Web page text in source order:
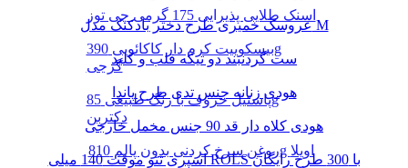
اسنک طلایی پذیرایی 175 گرمی چی توز
بیسکوییت کرم دار کاکائویی 390g
گرجی
پاستیل حروف با رنگ طبیعی 85g
دکتربن
روغن سرخ کردنی بدون پالم 810g اویلا
عروسک خمیری طرح دختر بادکنک مدل M
ست گردنبند دو تیکه قلب و کلید
هودی زنانه جنس تدی طرح پاندا
هودی کلاه دار قد 90 جنس مخمل خارجی
اسپری تتو موقت 140 میلی ROLS با 300 طرح رایگان